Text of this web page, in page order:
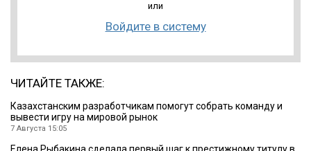
или
Войдите в систему
ЧИТАЙТЕ ТАКЖЕ:
Казахстанским разработчикам помогут собрать команду и
вывести игру на мировой рынок
7 Августа 15:05